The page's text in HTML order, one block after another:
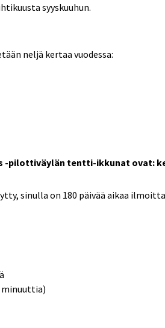
syyskuuhun.
neljä kertaa vuodessa:
-pilottiväylän tentti-ikkunat ovat:
sinulla on 180 päivää aikaa
minuuttia)